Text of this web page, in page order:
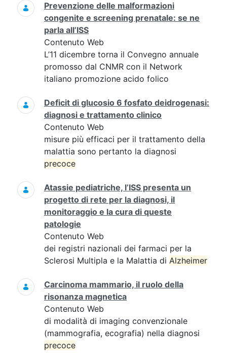
Prevenzione delle malformazioni
congenite e screening prenatale: se ne
parla all’ISS
Contenuto Web
L’11 dicembre torna il Convegno annuale
promosso dal CNMR con il Network
italiano promozione acido folico
Deficit di glucosio 6 fosfato deidrogenasi:
diagnosi e trattamento clinico
Contenuto Web
misure più efficaci per il trattamento della
malattia sono pertanto la diagnosi
precoce
Atassie pediatriche, l’ISS presenta un
progetto di rete per la diagnosi, il
monitoraggio e la cura di queste
patologie
Contenuto Web
dei registri nazionali dei farmaci per la
Sclerosi Multipla e la Malattia di Alzheimer
Carcinoma mammario, il ruolo della
risonanza magnetica
Contenuto Web
di modalità di imaging convenzionale
(mammografia, ecografia) nella diagnosi
precoce